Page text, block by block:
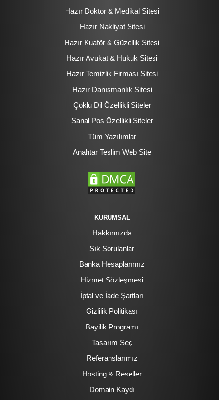
Hazır Doktor & Medikal Sitesi
Hazır Nakliyat Sitesi
Hazır Kuaför & Güzellik Sitesi
Hazır Avukat & Hukuk Sitesi
Hazır Temizlik Firması Sitesi
Hazır Danışmanlık Sitesi
Çoklu Dil Özellikli Siteler
Sanal Pos Özellikli Siteler
Tüm Yazılımlar
Anahtar Teslim Web Site
KURUMSAL
Hakkımızda
Sık Sorulanlar
Banka Hesaplarımız
Hizmet Sözleşmesi
İptal ve İade Şartları
Gizlilik Politikası
Bayilik Programı
Tasarım Seç
Referanslarımız
Hosting & Reseller
Domain Kaydı